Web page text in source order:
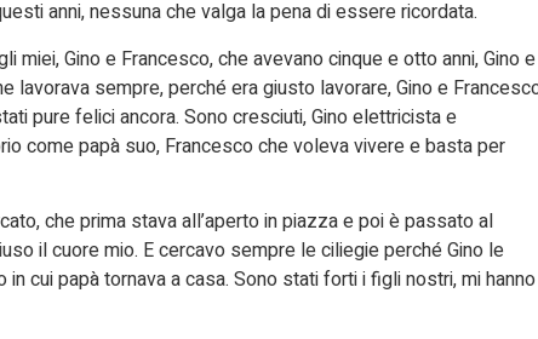
anni, nessuna che valga la pena di essere ricordata.
miei, Gino e Francesco, che avevano cinque e otto anni, Gino e
lavorava sempre, perché era giusto lavorare, Gino e
pure felici ancora. Sono cresciuti, Gino elettricista e
come papà suo, Francesco che voleva vivere e basta per
che prima stava all’aperto in piazza e poi è passato al
il cuore mio. E cercavo sempre le ciliegie perché Gino le
cui papà tornava a casa. Sono stati forti i figli nostri, mi hanno